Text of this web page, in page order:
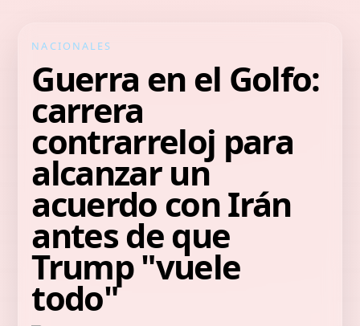
NACIONALES
Guerra en el Golfo:
carrera
contrarreloj para
alcanzar un
acuerdo con Irán
antes de que
Trump "vuele
todo"